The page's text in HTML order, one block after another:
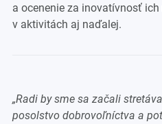
a ocenenie za inovatívnosť
v aktivitách aj naďalej.
„Radi by sme sa začali
posolstvo dobrovoľníctva a